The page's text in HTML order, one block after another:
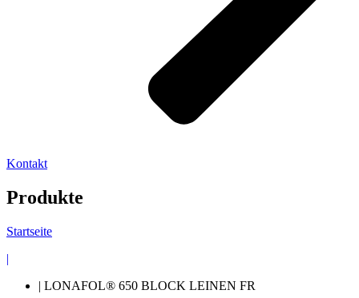
Kontakt
Produkte
Startseite
|
| LONAFOL® 650 BLOCK LEINEN FR